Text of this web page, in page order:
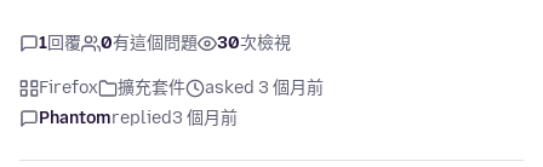
1回覆 0有這個問題 30次檢視
Firefox 擴充套件
asked 3 個月前
Phantomreplied3 個月前